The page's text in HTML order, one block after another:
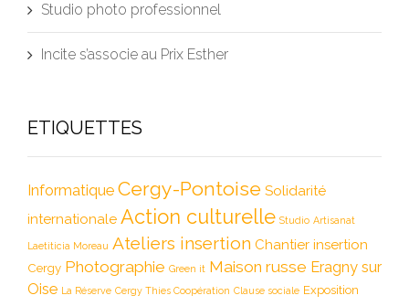
Studio photo professionnel
Incite s’associe au Prix Esther
ETIQUETTES
Informatique Cergy-Pontoise Solidarité
internationale Action culturelle Studio Artisanat
Laetiticia Moreau Ateliers insertion Chantier insertion
Cergy Photographie Green it Maison russe Eragny sur
Oise La Réserve Cergy Thies Coopération Clause sociale Exposition